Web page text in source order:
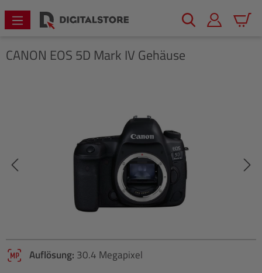
springen
CANON EOS 5D Mark IV Gehäuse
Auflösung: 30.4 Megapixel